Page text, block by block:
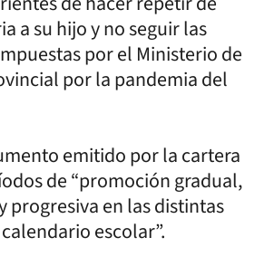
a su hijo y no seguir las
por el Ministerio de
por la pandemia del
emitido por la cartera
de “promoción gradual,
progresiva en las distintas
escolar”.